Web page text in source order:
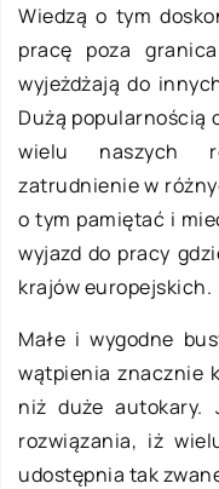
Wiedzą o tym
pracę poza
wyjeżdżają do
Dużą popularnością
wielu naszych
zatrudnienie w
o tym pamiętać i
wyjazd do pracy
krajów europejskich.
Małe i wygodne
wątpienia znacznie
niż duże
rozwiązania, iż
udostępnia tak